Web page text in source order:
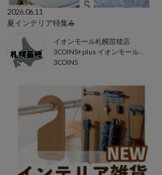
2026.06.11
夏インテリア特集⛵️
イオンモール札幌苗穂店
3COINS+plus イオンモール札幌苗穂店
3COINS